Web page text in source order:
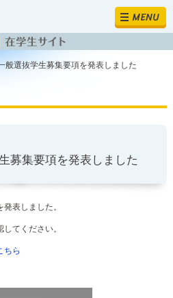
MENU
般選抜学生募集要項を発表しました
募集要項を発表しました
表しました。
てください。
ちら